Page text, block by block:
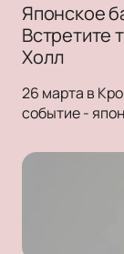
Японское
Встретите
Холл
26 марта в
событие -